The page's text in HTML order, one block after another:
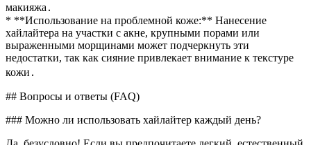
макияжа․
* **Использование на проблемной коже:** Нанесение
хайлайтера на участки с акне, крупными порами или
выраженными морщинами может подчеркнуть эти
недостатки, так как сияние привлекает внимание к текстуре
кожи․
## Вопросы и ответы (FAQ)
### Можно ли использовать хайлайтер каждый день?